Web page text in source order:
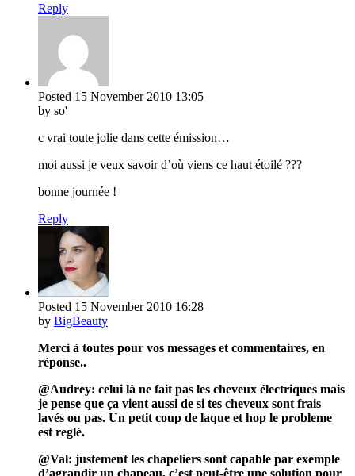
Reply
Posted 15 November 2010 13:05
by so'
c vrai toute jolie dans cette émission…
moi aussi je veux savoir d’où viens ce haut étoilé ???
bonne journée !
Reply
Posted 15 November 2010 16:28
by BigBeauty
Merci à toutes pour vos messages et commentaires, en
réponse..
@Audrey: celui là ne fait pas les cheveux électriques mais
je pense que ça vient aussi de si tes cheveux sont frais
lavés ou pas. Un petit coup de laque et hop le probleme
est reglé.
@Val: justement les chapeliers sont capable par exemple
d’agrandir un chapeau, c’est peut-être une solution pour